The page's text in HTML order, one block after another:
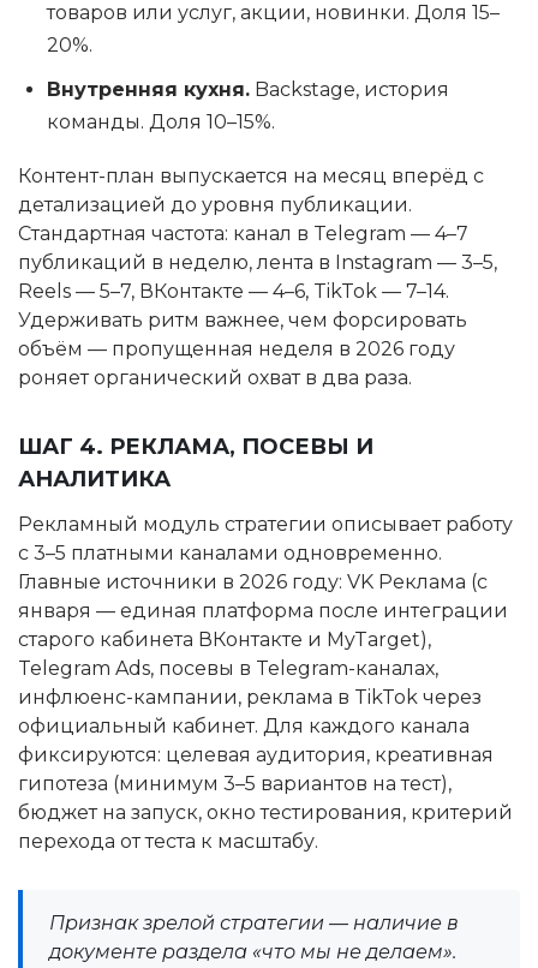
товаров или услуг, акции, новинки. Доля 15–
20%.
Внутренняя кухня. Backstage, история
команды. Доля 10–15%.
Контент-план выпускается на месяц вперёд с
детализацией до уровня публикации.
Стандартная частота: канал в Telegram — 4–7
публикаций в неделю, лента в Instagram — 3–5,
Reels — 5–7, ВКонтакте — 4–6, TikTok — 7–14.
Удерживать ритм важнее, чем форсировать
объём — пропущенная неделя в 2026 году
роняет органический охват в два раза.
ШАГ 4. РЕКЛАМА, ПОСЕВЫ И
АНАЛИТИКА
Рекламный модуль стратегии описывает работу
с 3–5 платными каналами одновременно.
Главные источники в 2026 году: VK Реклама (с
января — единая платформа после интеграции
старого кабинета ВКонтакте и MyTarget),
Telegram Ads, посевы в Telegram-каналах,
инфлюенс-кампании, реклама в TikTok через
официальный кабинет. Для каждого канала
фиксируются: целевая аудитория, креативная
гипотеза (минимум 3–5 вариантов на тест),
бюджет на запуск, окно тестирования, критерий
перехода от теста к масштабу.
Признак зрелой стратегии — наличие в
документе раздела «что мы не делаем».